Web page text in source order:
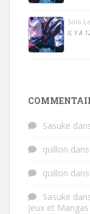
Solo
IL Y A
Sasuke
quillon dans
quillon dans
Sasuke
Jeux et Mangas